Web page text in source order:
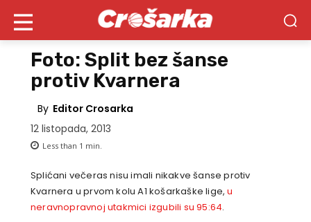
Foto: Split bez šanse
protiv Kvarnera
By Editor Crosarka
12 listopada, 2013
Less than 1 min.
Splićani večeras nisu imali nikakve šanse protiv
Kvarnera u prvom kolu A1 košarkaške lige,u
neravnopravnoj utakmici izgubili su 95:64.